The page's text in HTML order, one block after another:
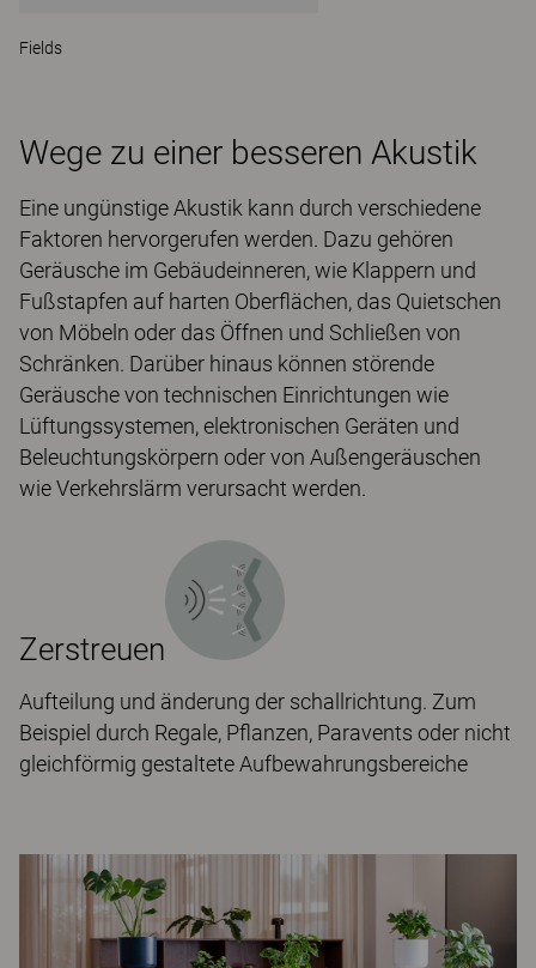
Fields
Wege zu einer besseren Akustik
Eine ungünstige Akustik kann durch verschiedene
Faktoren hervorgerufen werden. Dazu gehören
Geräusche im Gebäudeinneren, wie Klappern und
Fußstapfen auf harten Oberflächen, das Quietschen
von Möbeln oder das Öffnen und Schließen von
Schränken. Darüber hinaus können störende
Geräusche von technischen Einrichtungen wie
Lüftungssystemen, elektronischen Geräten und
Beleuchtungskörpern oder von Außengeräuschen
wie Verkehrslärm verursacht werden.
Zerstreuen
Aufteilung und änderung der schallrichtung. Zum
Beispiel durch Regale, Pflanzen, Paravents oder nicht
gleichförmig gestaltete Aufbewahrungsbereiche